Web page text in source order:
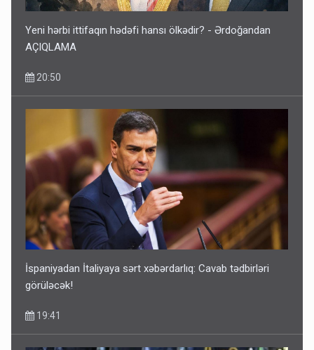
Kartdan karta istədiyiniz qədər köçürmə edə bilərsiniz -
VİDEO
11:06
Yeni hərbi ittifaqın hədəfi hansı ölkədir? - Ərdoğandan
AÇIQLAMA
20:50
İspaniyadan İtaliyaya sərt xəbərdarlıq: Cavab tədbirləri
görüləcək!
19:41